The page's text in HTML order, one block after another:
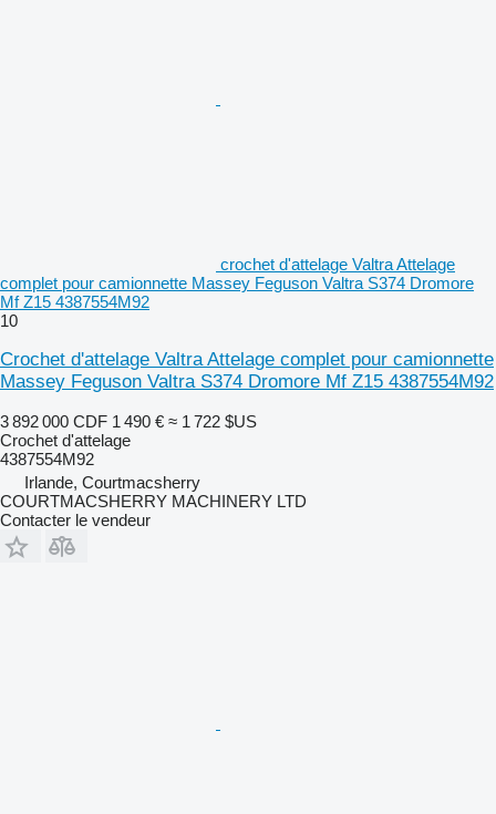
crochet d'attelage Valtra Attelage
complet pour camionnette Massey Feguson Valtra S374 Dromore
Mf Z15 4387554M92
10
Crochet d'attelage Valtra Attelage complet pour camionnette
Massey Feguson Valtra S374 Dromore Mf Z15 4387554M92
3 892 000 CDF 1 490 € ≈ 1 722 $US
Crochet d'attelage
4387554M92
Irlande, Courtmacsherry
COURTMACSHERRY MACHINERY LTD
Contacter le vendeur